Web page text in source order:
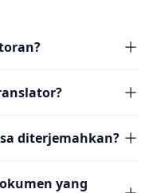
diterjemahkan?
yang